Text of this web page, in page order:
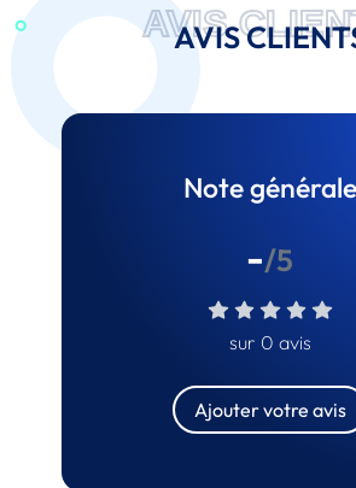
AVIS
AVIS
Note générale
-/5
sur 0 avis
Ajouter votre avis